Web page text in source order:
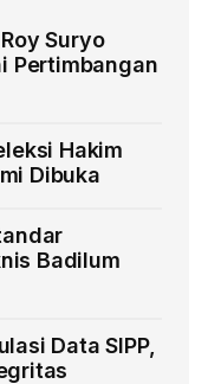
Suryo
Pertimbangan
Hakim
Dibuka
Badilum
Data SIPP,